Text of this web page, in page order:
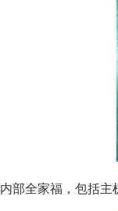
内部全家福，包括